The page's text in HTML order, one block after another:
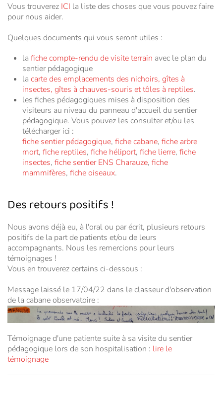
Vous trouverez ICI la liste des choses que vous pouvez faire
pour nous aider.
Quelques documents qui vous seront utiles :
la fiche compte-rendu de visite terrain avec le plan du
sentier pédagogique
la carte des emplacements des nichoirs, gîtes à
insectes, gîtes à chauves-souris et tôles à reptiles.
les fiches pédagogiques mises à disposition des
visiteurs au niveau du panneau d'accueil du sentier
pédagogique. Vous pouvez les consulter et/ou les
télécharger ici :
fiche sentier pédagogique, fiche cabane, fiche arbre
mort, fiche reptiles, fiche héliport, fiche lierre, fiche
insectes, fiche sentier ENS Charauze, fiche
mammifères, fiche oiseaux.
Des retours positifs !
Nous avons déjà eu, à l'oral ou par écrit, plusieurs retours
positifs de la part de patients et/ou de leurs
accompagnants. Nous les remercions pour leurs
témoignages !
Vous en trouverez certains ci-dessous :
Message laissé le 17/04/22 dans le classeur d'observation
de la cabane observatoire :
Témoignage d'une patiente suite à sa visite du sentier
pédagogique lors de son hospitalisation : lire le
témoignage